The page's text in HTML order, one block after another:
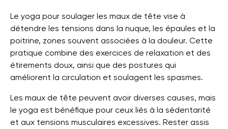
Le yoga pour soulager les maux de tête vise à
détendre les tensions dans la nuque, les épaules et la
poitrine, zones souvent associées à la douleur. Cette
pratique combine des exercices de relaxation et des
étirements doux, ainsi que des postures qui
améliorent la circulation et soulagent les spasmes.
Les maux de tête peuvent avoir diverses causes, mais
le yoga est bénéfique pour ceux liés à la sédentarité
et aux tensions musculaires excessives. Rester assis